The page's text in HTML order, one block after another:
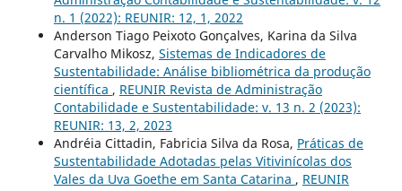
n. 1 (2022): REUNIR: 12, 1, 2022
Anderson Tiago Peixoto Gonçalves, Karina da Silva
Carvalho Mikosz, Sistemas de Indicadores de
Sustentabilidade: Análise bibliométrica da produção
científica , REUNIR Revista de Administração
Contabilidade e Sustentabilidade: v. 13 n. 2 (2023):
REUNIR: 13, 2, 2023
Andréia Cittadin, Fabricia Silva da Rosa, Práticas de
Sustentabilidade Adotadas pelas Vitivinícolas dos
Vales da Uva Goethe em Santa Catarina , REUNIR